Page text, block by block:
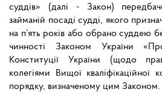
суддів» (далі - Закон)
займаній посаді судді, якого
на п’ять років або обрано суддею
чинності Законом України
Конституції України (щодо
колегіями Вищої кваліфікаційної
порядку, визначеному цим Законом.